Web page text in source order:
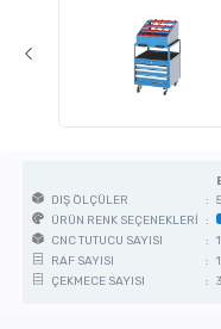
DIŞ ÖLÇÜLER
:
ÜRÜN RENK SEÇENEKLERİ :
CNC TUTUCU SAYISI
:
RAF SAYISI
:
ÇEKMECE SAYISI
: